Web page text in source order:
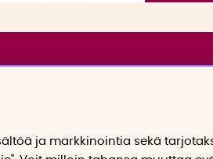
ja markkinointia sekä